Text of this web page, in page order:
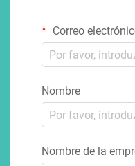
Correo
Nombre
Nombre de la